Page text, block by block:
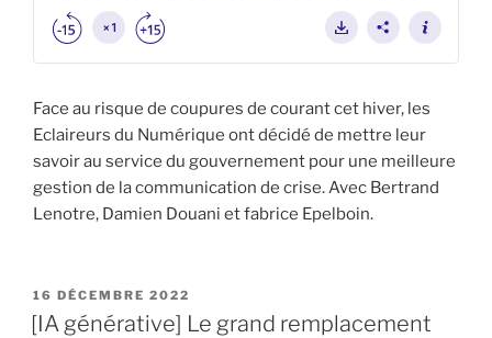
Face au risque de coupures de courant cet hiver, les
Eclaireurs du Numérique ont décidé de mettre leur
savoir au service du gouvernement pour une meilleure
gestion de la communication de crise. Avec Bertrand
Lenotre, Damien Douani et fabrice Epelboin.
PUBLIÉ
LE
16 DÉCEMBRE 2022
[IA générative] Le grand remplacement